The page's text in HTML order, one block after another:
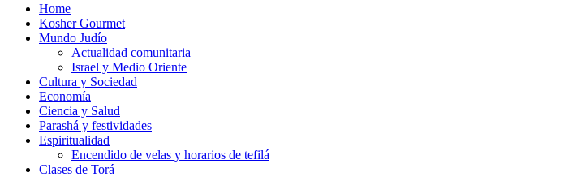
Home
Kosher Gourmet
Mundo Judío
Actualidad comunitaria
Israel y Medio Oriente
Cultura y Sociedad
Economía
Ciencia y Salud
Parashá y festividades
Espiritualidad
Encendido de velas y horarios de tefilá
Clases de Torá